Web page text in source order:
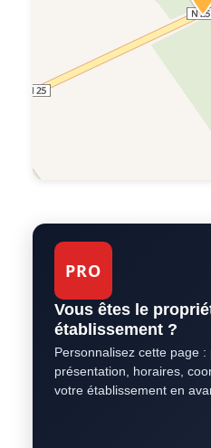
PRO
Vous êtes le
établissement ?
Personnalisez cette page
présentation, horaires,
votre établissement en